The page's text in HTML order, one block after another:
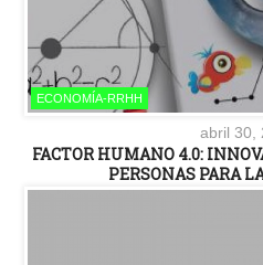
ECONOMÍA-RRHH
abril 30,
FACTOR HUMANO 4.0:
PERSONAS PARA